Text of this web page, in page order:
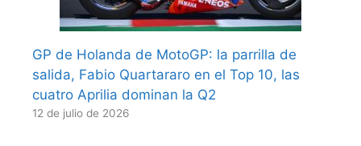
GP de Holanda de MotoGP: la parrilla de
salida, Fabio Quartararo en el Top 10, las
cuatro Aprilia dominan la Q2
12 de julio de 2026